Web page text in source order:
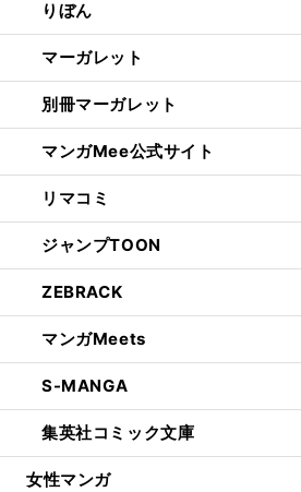
りぼん
マーガレット
別冊マーガレット
マンガMee公式サイト
リマコミ
ジャンプTOON
ZEBRACK
マンガMeets
S-MANGA
集英社コミック文庫
女性マンガ